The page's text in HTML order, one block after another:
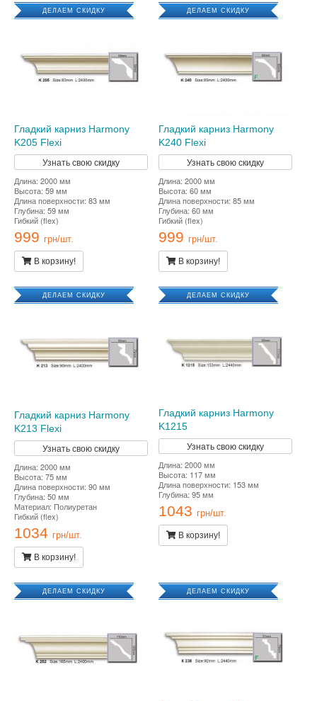
ДЕЛАЕМ СКИДКУ
Гладкий карниз Harmony
K205 Flexi
Узнать свою скидку
Длина: 2000 мм
Высота: 59 мм
Длина поверхности: 83 мм
Глубина: 59 мм
Гибкий (flex)
999 грн/шт.
В корзину!
ДЕЛАЕМ СКИДКУ
Гладкий карниз Harmony
K240 Flexi
Узнать свою скидку
Длина: 2000 мм
Высота: 60 мм
Длина поверхности: 85 мм
Глубина: 60 мм
Гибкий (flex)
999 грн/шт.
В корзину!
ДЕЛАЕМ СКИДКУ
Гладкий карниз Harmony
K213 Flexi
Узнать свою скидку
Длина: 2000 мм
Высота: 75 мм
Длина поверхности: 90 мм
Глубина: 50 мм
Материал: Полиуретан
Гибкий (flex)
1034 грн/шт.
В корзину!
ДЕЛАЕМ СКИДКУ
Гладкий карниз Harmony
K1215
Узнать свою скидку
Длина: 2000 мм
Высота: 117 мм
Длина поверхности: 153 мм
Глубина: 95 мм
1043 грн/шт.
В корзину!
ДЕЛАЕМ СКИДКУ ДЕЛАЕМ СКИДКУ